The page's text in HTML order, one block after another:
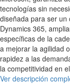
tecnologías sin
diseñada para ser
Dynamics 365,
específicas de la
a mejorar la agilidad
rapidez a las
la competitividad en
Ver descripción